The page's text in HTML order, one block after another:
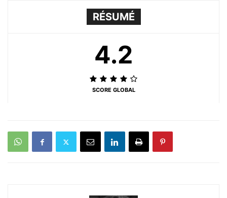
RÉSUMÉ
4.2
SCORE GLOBAL